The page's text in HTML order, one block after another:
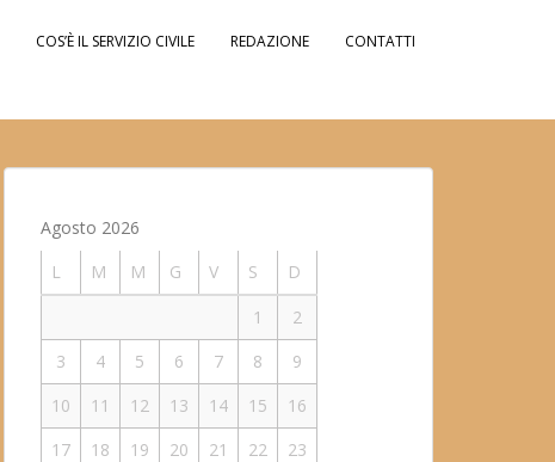
COS’È IL SERVIZIO CIVILE REDAZIONE CONTATTI
Agosto 2026
L
M M G V S
D
1
2
3
4 5 6 7 8
9
10
11 12 13 14 15
16
17
18 19 20 21 22
23